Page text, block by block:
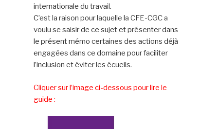
internationale du travail.
C’est la raison pour laquelle la CFE-CGC a
voulu se saisir de ce sujet et présenter dans
le présent mémo certaines des actions déjà
engagées dans ce domaine pour faciliter
l’inclusion et éviter les écueils.
Cliquer sur l’image ci-dessous pour lire le
guide :